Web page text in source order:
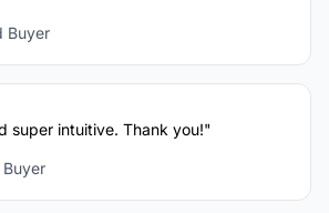
Buyer
super intuitive. Thank you!"